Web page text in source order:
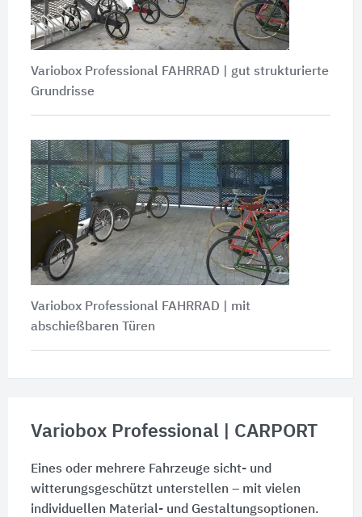
Variobox Professional FAHRRAD | gut strukturierte
Grundrisse
Variobox Professional FAHRRAD | mit
abschießbaren Türen
Variobox Professional | CARPORT
Eines oder mehrere Fahrzeuge sicht- und
witterungsgeschützt unterstellen – mit vielen
individuellen Material- und Gestaltungsoptionen.